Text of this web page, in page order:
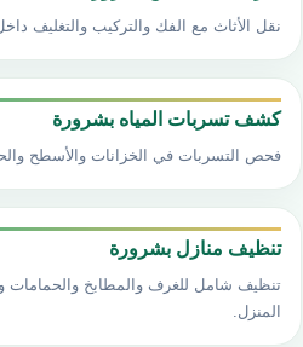
نقل الأثاث مع الفك والتركيب والتغليف
كشف تسربات المياه بشرورة
فحص التسربات في الخزانات والأسطح
تنظيف منازل بشرورة
تنظيف شامل للغرف والمطابخ
المنزل.